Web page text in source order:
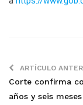
ARTÍCULO
Corte confirma
años y seis